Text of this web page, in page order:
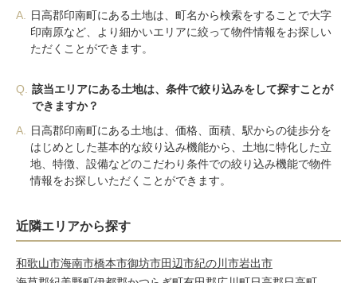
A.
日高郡印南町にある土地は、町名から検索をすることで大字
印南原など、より細かいエリアに絞って物件情報をお探しい
ただくことができます。
Q.
該当エリアにある土地は、条件で絞り込みをして探すことが
できますか？
A.
日高郡印南町にある土地は、価格、面積、駅からの徒歩分を
はじめとした基本的な絞り込み機能から、土地に特化した立
地、特徴、設備などのこだわり条件での絞り込み機能で物件
情報をお探しいただくことができます。
近隣エリアから探す
和歌山市海南市橋本市御坊市田辺市紀の川市岩出市